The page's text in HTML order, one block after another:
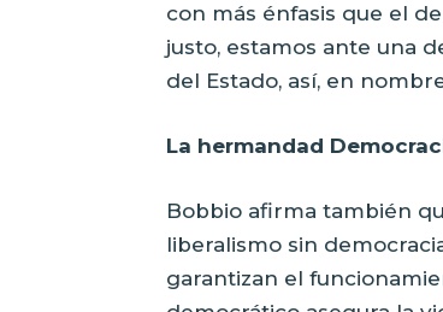
con más énfasis que el
justo, estamos ante una
del Estado, así, en
La hermandad
Bobbio afirma también
liberalismo sin
garantizan el